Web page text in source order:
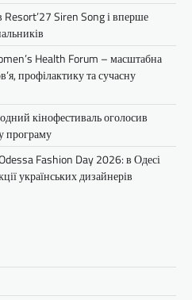
Resort’27 Siren Song і вперше
Health Forum – масштабна
профілактику та сучасну
кінофестиваль оголосив
програму
Fashion Day 2026: в Одесі
українських дизайнерів